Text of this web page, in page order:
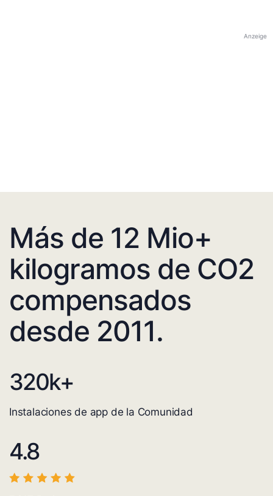
Anzeige
Más de 12 Mio+
kilogramos de CO2
compensados
desde 2011.
320k+
Instalaciones de app de la Comunidad
4.8